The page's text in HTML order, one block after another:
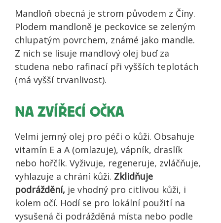
Mandloň obecná je strom původem z Číny.
Plodem mandloně je peckovice se zeleným
chlupatým povrchem, známé jako mandle.
Z nich se lisuje mandlový olej buď za
studena nebo rafinací při vyšších teplotách
(má vyšší trvanlivost).
NA ZVÍŘECÍ OČKA
Velmi jemný olej pro péči o kůži. Obsahuje
vitamín E a A (omlazuje), vápník, draslík
nebo hořčík. Vyživuje, regeneruje, zvláčňuje,
vyhlazuje a chrání kůži. Zklidňuje
podráždění, je vhodný pro citlivou kůži, i
kolem očí. Hodí se pro lokální použití na
vysušená či podrážděná místa nebo podle